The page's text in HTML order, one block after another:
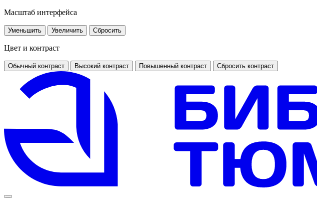
Масштаб интерфейса
Уменьшить Увеличить Сбросить
Цвет и контраст
Обычный контраст Высокий контраст Повышенный контраст Сбросить контраст